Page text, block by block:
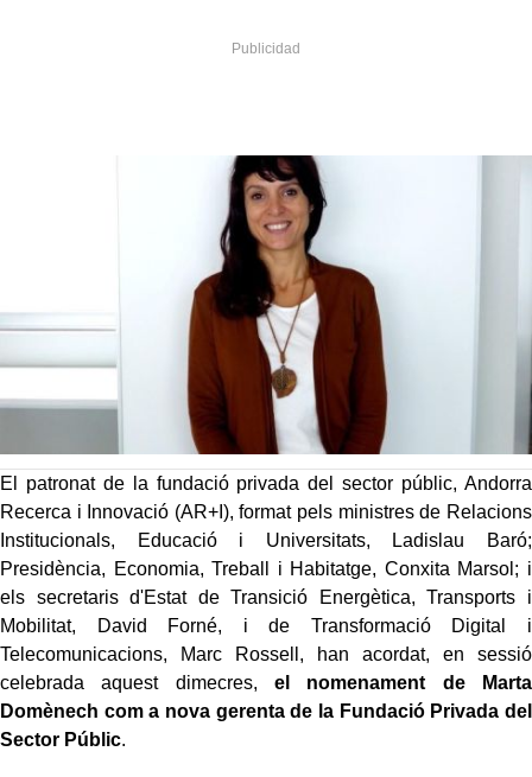
El patronat de la fundació privada del sector públic, Andorra
Recerca i Innovació (AR+I), format pels ministres de Relacions
Institucionals, Educació i Universitats, Ladislau Baró;
Presidència, Economia, Treball i Habitatge, Conxita Marsol; i
els secretaris d'Estat de Transició Energètica, Transports i
Mobilitat, David Forné, i de Transformació Digital i
Telecomunicacions, Marc Rossell, han acordat, en sessió
celebrada aquest dimecres, el nomenament de Marta
Domènech com a nova gerenta de la Fundació Privada del
Sector Públic.